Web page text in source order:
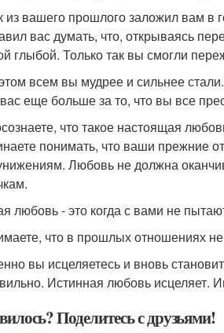
из вашего прошлого заложил вам в
вас думать, что, открываясь
глыбой. Только так вы смогли
всем вы мудрее и сильнее
еще больше за то, что вы все
что такое настоящая
понимать, что ваши прежние
Любовь не должна
любовь - это когда с вами не
что в прошлых отношениях
вы исцеляетесь и вновь
Истинная любовь исцеляет.
Поделитесь с друзьями!